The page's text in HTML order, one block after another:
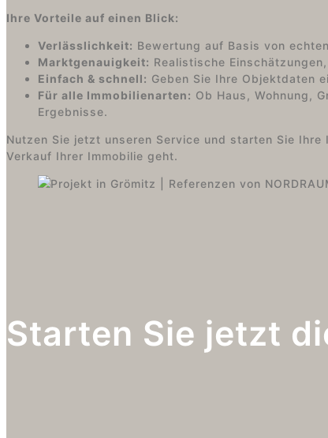
Ihre Vorteile auf einen Blick:
Verlässlichkeit: Bewertung auf Basis von
Marktgenauigkeit: Realistische
Einfach & schnell: Geben Sie Ihre Objektdaten
Für alle Immobilienarten: Ob Haus, Wohnung,
Ergebnisse.
Nutzen Sie jetzt unseren Service und starten Sie
Verkauf Ihrer Immobilie geht.
Starten Sie jetzt